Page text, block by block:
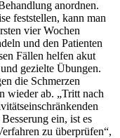
anordnen.
feststellen, kann man
vier Wochen
und den Patienten
Fällen helfen akut
gezielte Übungen.
die Schmerzen
wieder ab. „Tritt nach
ein, ist es
zu überprüfen“,